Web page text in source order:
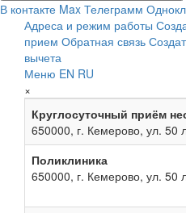
В контакте Max Телеграмм
Адреса и режим работы
прием Обратная связь
вычета
Меню EN RU
×
Круглосуточный приём
650000, г. Кемерово, ул. 50
Поликлиника
650000, г. Кемерово, ул. 50